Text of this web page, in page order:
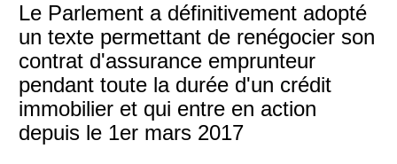
Le Parlement a définitivement adopté
un texte permettant de renégocier son
contrat d'assurance emprunteur
pendant toute la durée d'un crédit
immobilier et qui entre en action
depuis le 1er mars 2017